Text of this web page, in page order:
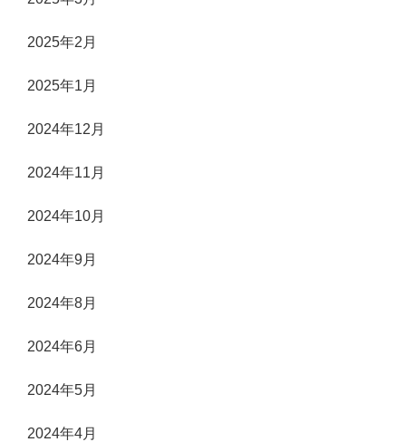
2025年2月
2025年1月
2024年12月
2024年11月
2024年10月
2024年9月
2024年8月
2024年6月
2024年5月
2024年4月